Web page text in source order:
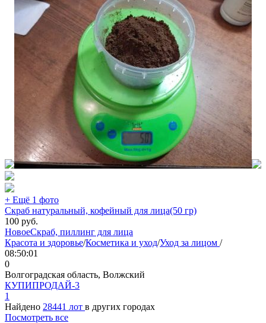
+ Ещё 1 фото
Скраб натуральный, кофейный для лица(50 гр)
100 руб.
НовоеСкраб, пиллинг для лица
Красота и здоровье/Косметика и уход/Уход за лицом /
08:50:01
0
Волгоградская область, Волжский
КУПИПРОДАЙ-3
1
Найдено 28441 лот в других городах
Посмотреть все